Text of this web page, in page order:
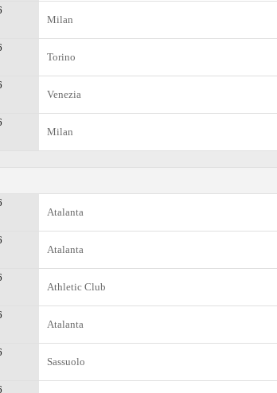
Milan
Torino
Venezia
Milan
Atalanta
Atalanta
Athletic Club
Atalanta
Sassuolo